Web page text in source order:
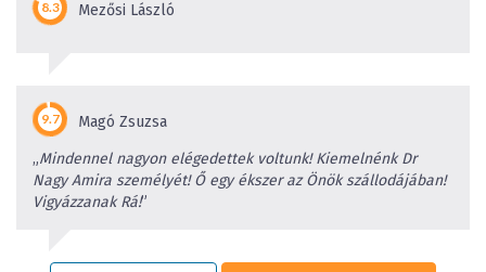
Mezősi László
Magó Zsuzsa
„Mindennel nagyon elégedettek voltunk! Kiemelnénk Dr
Nagy Amira személyét! Ő egy ékszer az Önök szállodájában!
Vigyázzanak Rá!”